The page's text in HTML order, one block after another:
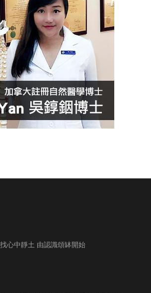
心中靜土 由認識頌缽開始